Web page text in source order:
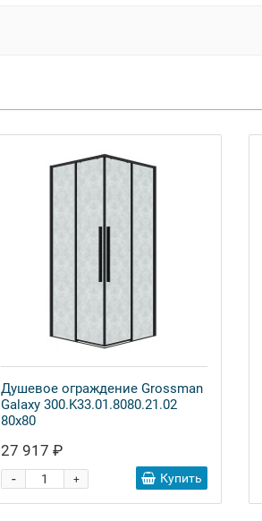
Душевое ограждение Grossman
Galaxy 300.K33.01.8080.21.02
80x80
27 917 ₽
+
- Купить